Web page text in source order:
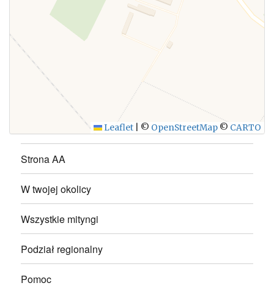
WYŚLIJ
Leaflet © OpenStreetMap © CARTO
Strona AA
W twojej okolicy
Wszystkie mityngi
Podział regionalny
Pomoc